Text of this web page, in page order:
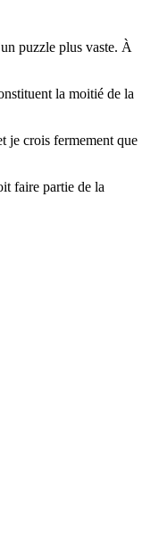
puzzle plus vaste. À
la moitié de la
je crois fermement que
faire partie de la